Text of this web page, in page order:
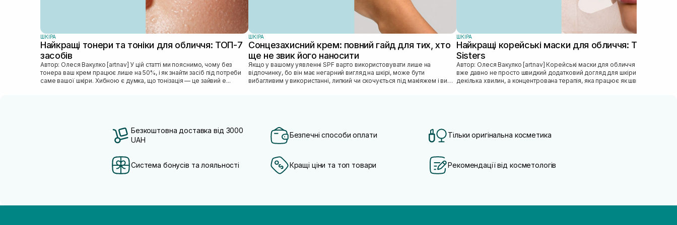
ШКIРА
Найкращі тонери та тоніки для обличчя: ТОП-7
засобів
Автор: Олеся Вакулко [artnav] У цій статті ми пояснимо, чому без
тонера ваш крем працює лише на 50%, і як знайти засіб під потреби
саме вашої шкіри. Хибною є думка, що тонізація — це зайвий е...
ШКIРА
Сонцезахисний крем: повний гайд для тих, хто
ще не звик його наносити
Якщо у вашому уявленні SPF варто використовувати лише на
відпочинку, бо він має негарний вигляд на шкірі, може бути
вибагливим у використанні, липкий чи скочується під макіяжем і ви
ШКIРА
Найкращі корейські маски для обличчя: ТОП від
Sisters
Автор: Олеся Вакулко [artnav] Корейськi маски для обличчя — це
вже давно не просто швидкий додатковий догляд для шкiри на
декiлька хвилин, а концентрована терапiя, яка працює як швидка
Безкоштовна доставка від 3000
UAH
Безпечні способи оплати Тільки оригінальна косметика
Система бонусів та лояльності Кращі ціни та топ товари Рекомендації від косметологів